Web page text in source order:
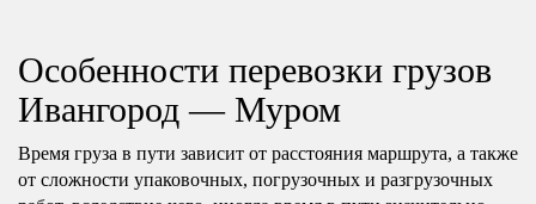
Особенности перевозки грузов
Ивангород — Муром
Время груза в пути зависит от расстояния маршрута, а также
от сложности упаковочных, погрузочных и разгрузочных